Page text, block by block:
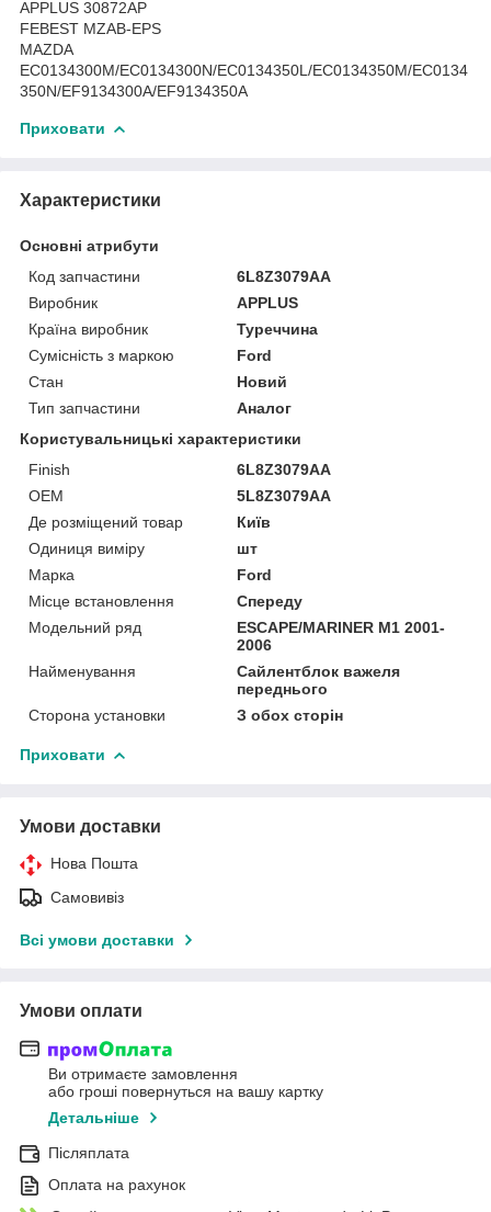
APPLUS 30872AP
FEBEST MZAB-EPS
MAZDA
EC0134300M/EC0134300N/EC0134350L/EC0134350M/EC0134
350N/EF9134300A/EF9134350A
Приховати
Характеристики
Основні атрибути
Код запчастини
6L8Z3079AA
Виробник
APPLUS
Країна виробник
Туреччина
Сумісність з маркою
Ford
Стан
Новий
Тип запчастини
Аналог
Користувальницькі характеристики
Finish
6L8Z3079AA
OEM
5L8Z3079AA
Де розміщений товар
Київ
Одиниця виміру
шт
Марка
Ford
Місце встановлення
Спереду
Модельний ряд
ESCAPE/MARINER M1 2001-
2006
Найменування
Сайлентблок важеля
переднього
Сторона установки
З обох сторін
Приховати
Умови доставки
Нова Пошта
Самовивіз
Всі умови доставки
Умови оплати
Ви отримаєте замовлення
або гроші повернуться на вашу картку
Детальніше
Післяплата
Оплата на рахунок